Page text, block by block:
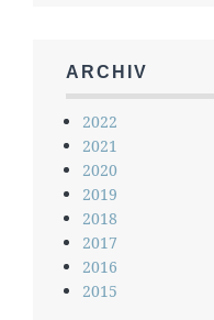
ARCHIV
2022
2021
2020
2019
2018
2017
2016
2015